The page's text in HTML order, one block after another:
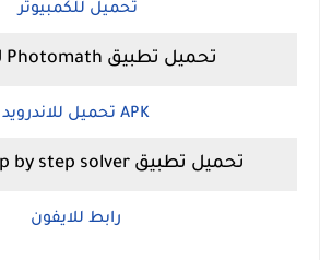
تحميل للكمبيوتر
تحميل تطبيق Photomath للاندرويد
APK تحميل للاندرويد
تحميل تطبيق Step by step solver للايفون
رابط للايفون